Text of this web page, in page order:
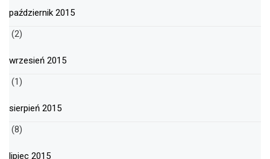
październik 2015
(2)
wrzesień 2015
(1)
sierpień 2015
(8)
lipiec 2015